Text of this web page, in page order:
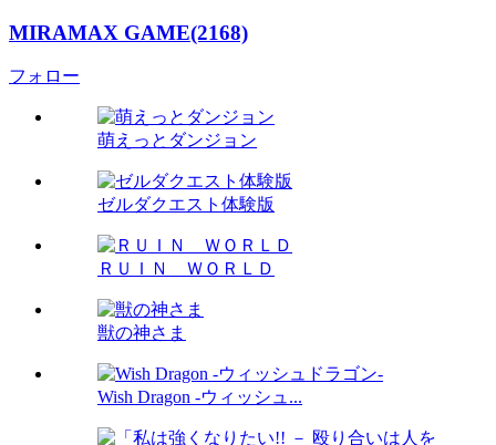
MIRAMAX GAME(2168)
フォロー
萌えっとダンジョン
ゼルダクエスト体験版
ＲＵＩＮ ＷＯＲＬＤ
獣の神さま
Wish Dragon -ウィッシュ...